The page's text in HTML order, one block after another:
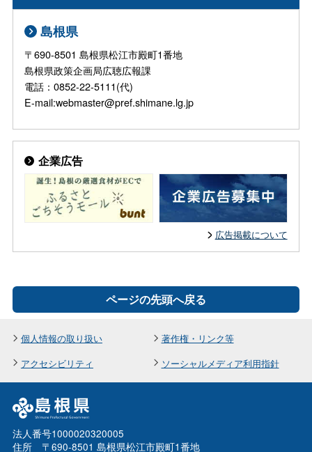
島根県
〒690-8501 島根県松江市殿町1番地
島根県政策企画局広聴広報課
電話：0852-22-5111(代)
E-mail:webmaster@pref.shimane.lg.jp
企業広告
広告掲載について
ページの先頭へ戻る
個人情報の取り扱い
著作権・リンク等
アクセシビリティ
ソーシャルメディア利用指針
法人番号1000020320005
住所 〒690-8501 島根県松江市殿町1番地